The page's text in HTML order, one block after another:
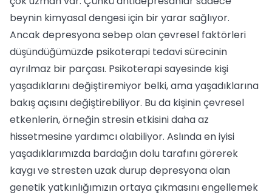
beynin kim­yasal dengesi için bir yarar sağlıyor.
Ancak depres­yona sebep olan çevresel faktörleri
düşündüğümüz­de psikoterapi tedavi sürecinin
ayrılmaz bir parçası. Psikoterapi sayesinde kişi
yaşadıklarını değiştiremi­yor belki, ama yaşadıklarına
bakış açısını değiştirebi­liyor. Bu da kişinin çevresel
etkenlerin, örneğin stre­sin etkisini daha az
hissetmesine yardımcı olabiliyor. Aslında en iyisi
yaşadıklarımızda bardağın do­lu tarafını görerek
kaygı ve stresten uzak durup dep­resyona olan
genetik yatkınlığımızın ortaya çıkma­sını engellemek